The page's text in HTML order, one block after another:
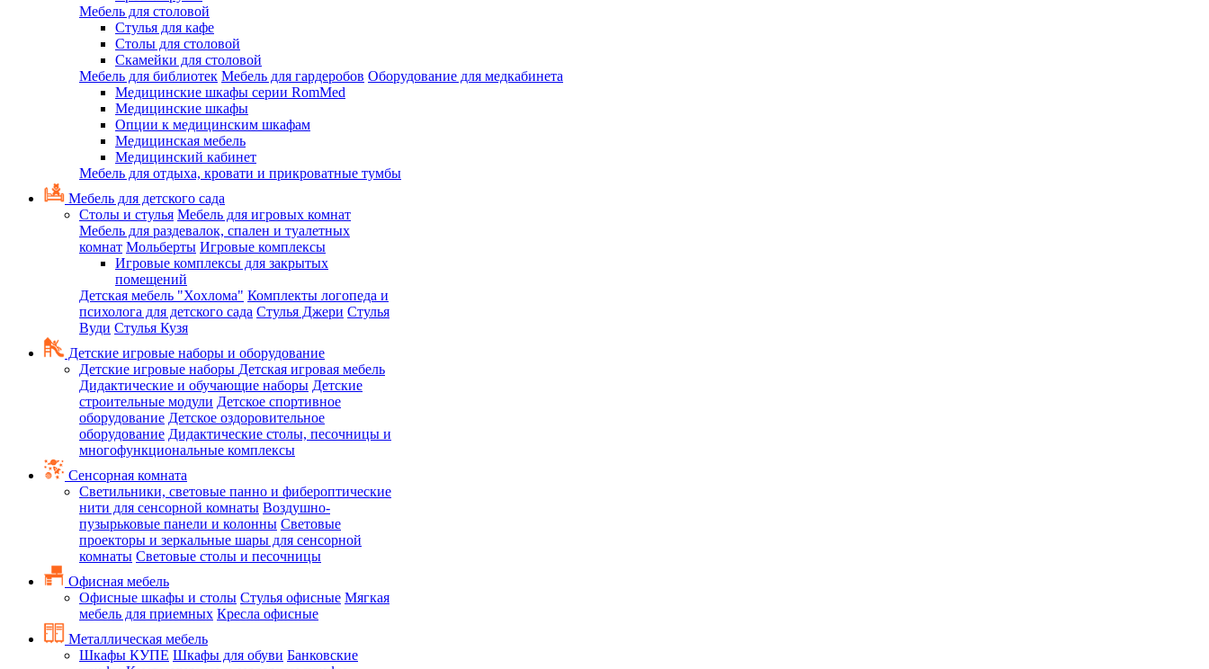
Мебель для столовой
Cтулья для кафе
Cтолы для столовой
Скамейки для столовой
Мебель для библиотек Мебель для гардеробов Оборудование для медкабинета
Медицинские шкафы серии RomMed
Медицинские шкафы
Опции к медицинским шкафам
Медицинская мебель
Медицинский кабинет
Мебель для отдыха, кровати и прикроватные тумбы
Мебель для детского сада
Столы и стулья Мебель для игровых комнат
Мебель для раздевалок, спален и туалетных
комнат Мольберты Игровые комплексы
Игровые комплексы для закрытых
помещений
Детская мебель "Хохлома" Комплекты логопеда и
психолога для детского сада Стулья Джери Стулья
Вуди Стулья Кузя
Детские игровые наборы и оборудование
Детские игровые наборы Детская игровая мебель
Дидактические и обучающие наборы Детские
строительные модули Детское спортивное
оборудование Детское оздоровительное
оборудование Дидактические столы, песочницы и
многофункциональные комплексы
Сенсорная комната
Светильники, световые панно и фибероптические
нити для сенсорной комнаты Воздушно-
пузырьковые панели и колонны Световые
проекторы и зеркальные шары для сенсорной
комнаты Световые столы и песочницы
Офисная мебель
Офисные шкафы и столы Стулья офисные Мягкая
мебель для приемных Кресла офисные
Металлическая мебель
Шкафы КУПЕ Шкафы для обуви Банковские